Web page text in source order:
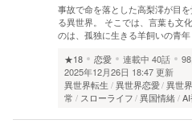
事故で命を落とした高梨澪が目
る異世界。 そこでは、言葉も文
のは、孤独に生きる羊飼いの青
★18
恋愛 連載中 40話
2025年12月26日 18:47 更新
異世界転生
異世界恋愛 異世
常
スローライフ 異国情緒